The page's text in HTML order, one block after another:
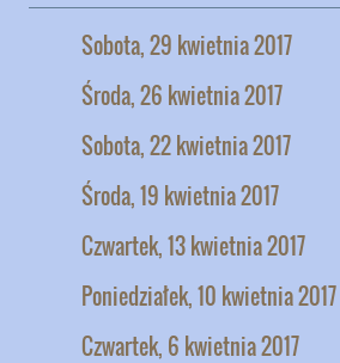
Sobota, 29 kwietnia 2017
Środa, 26 kwietnia 2017
Sobota, 22 kwietnia 2017
Środa, 19 kwietnia 2017
Czwartek, 13 kwietnia 2017
Poniedziałek, 10 kwietnia 2017
Czwartek, 6 kwietnia 2017